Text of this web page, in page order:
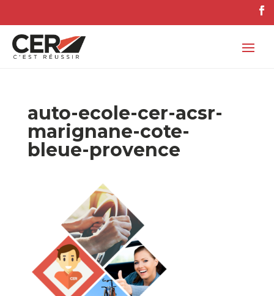
auto-ecole-cer-acsr-
marignane-cote-
bleue-provence